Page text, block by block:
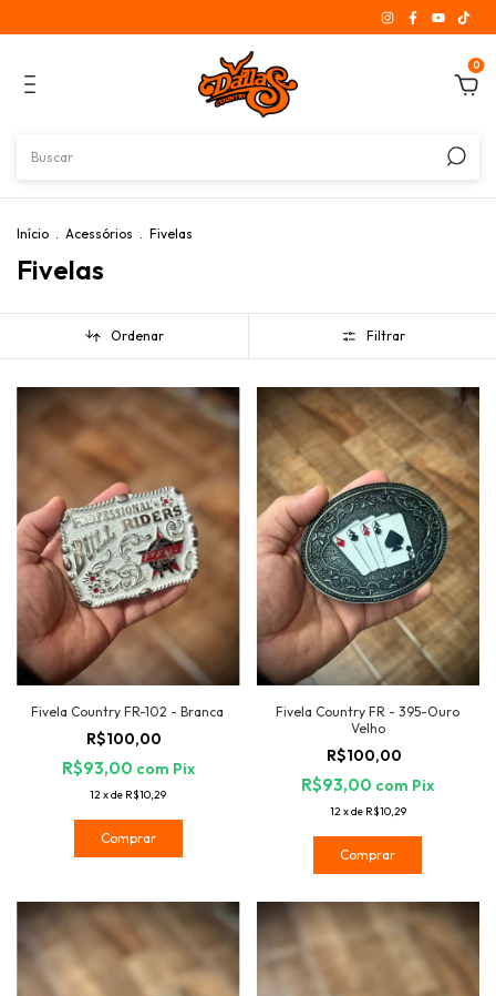
0
Início . Acessórios . Fivelas
Fivelas
Ordenar Filtrar
Fivela Country FR-102 - Branca
R$100,00
R$93,00 com Pix
12xde R$10,29
Comprar
Fivela Country FR - 395-Ouro
Velho
R$100,00
R$93,00 com Pix
12xde R$10,29
Comprar